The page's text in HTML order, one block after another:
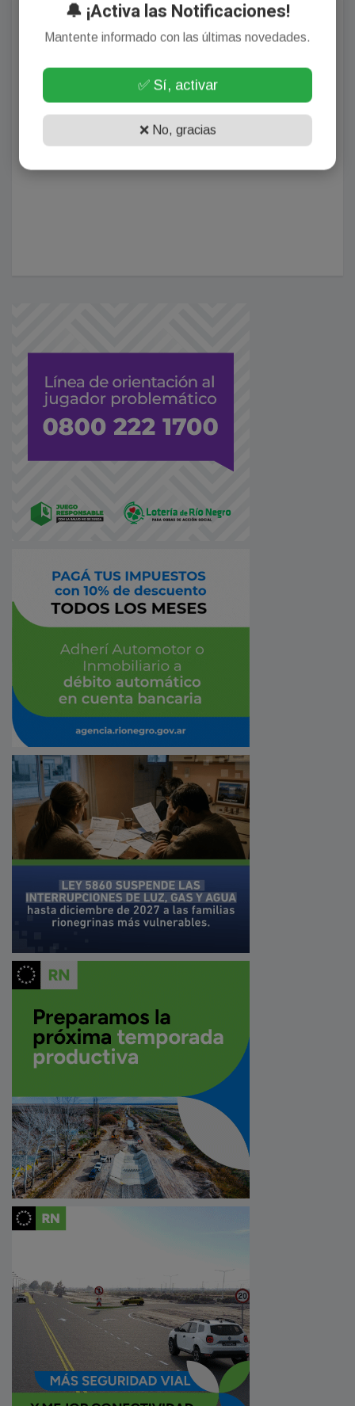
🔔 ¡Activa las Notificaciones!
Mantente informado con las últimas novedades.
✅ Sí, activar
❌ No, gracias